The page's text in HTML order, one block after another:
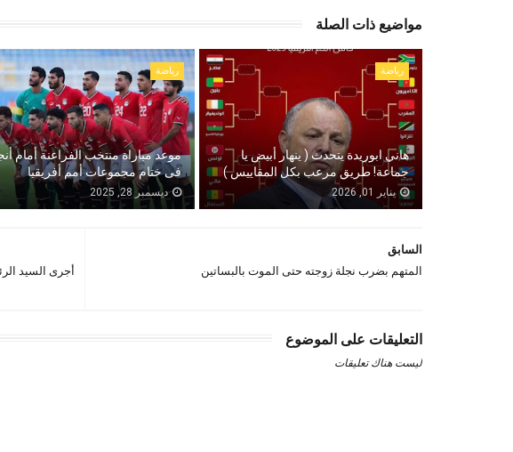
مواضيع ذات الصلة
رياضة
هاني ابوريدة يتحدث ( ينهار أبيض يا
جماعة! طريق مرعب بكل المقاييس )
يناير 01, 2026
رياضة
موعد مباراة منتخب الفراعنة أمام
فى ختام مجموعات أمم أفريقيا
ديسمبر 28, 2025
أجرى السيد
السابق
المتهم بضرب نجلة زوجته حتى الموت بالبساتين
التعليقات على الموضوع
ليست هناك تعليقات